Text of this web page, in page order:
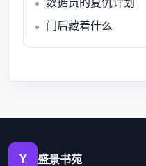
门后藏着什么
盛景书苑